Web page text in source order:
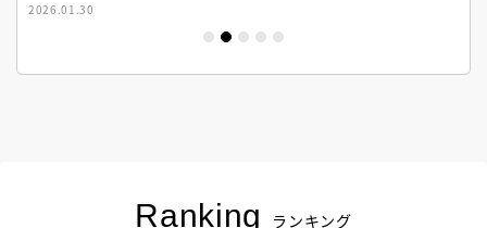
2026.01.30
Ranking ランキング